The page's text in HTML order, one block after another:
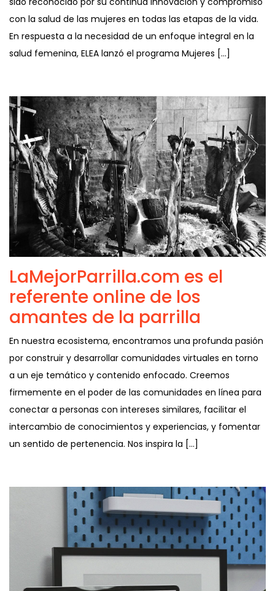
con la salud de las mujeres en todas las etapas de la vida.
En respuesta a la necesidad de un enfoque integral en la
salud femenina, ELEA lanzó el programa Mujeres […]
LaMejorParrilla.com es el
referente online de los
amantes de la parrilla
En nuestra ecosistema, encontramos una profunda pasión
por construir y desarrollar comunidades virtuales en torno
a un eje temático y contenido enfocado. Creemos
firmemente en el poder de las comunidades en línea para
conectar a personas con intereses similares, facilitar el
intercambio de conocimientos y experiencias, y fomentar
un sentido de pertenencia. Nos inspira la […]